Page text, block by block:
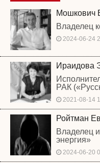
Мошкович
Владелец
2024-06-24
Ираидова
РАК
2021-08-14
Ройтман
Владелец
энергия»
2024-06-20